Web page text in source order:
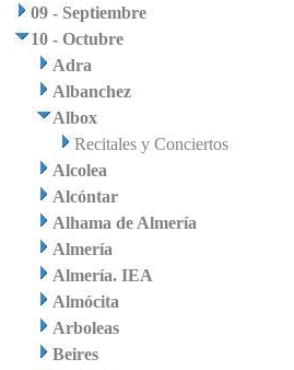
09 - Septiembre
10 - Octubre
Adra
Albanchez
Albox
Recitales y Conciertos
Alcolea
Alcóntar
Alhama de Almería
Almería
Almería. IEA
Almócita
Arboleas
Beires